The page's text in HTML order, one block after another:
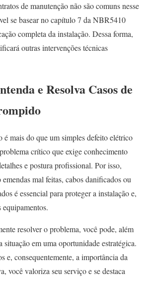
de manutenção não são comuns nesse
se basear no capítulo 7 da NBR5410
completa da instalação. Dessa forma,
outras intervenções técnicas
e Resolva Casos de
mais do que um simples defeito elétrico
crítico que exige conhecimento
e postura profissional. Por isso,
emendas mal feitas, cabos danificados ou
é essencial para proteger a instalação e,
equipamentos.
resolver o problema, você pode, além
situação em uma oportunidade estratégica.
e, consequentemente, a importância da
você valoriza seu serviço e se destaca